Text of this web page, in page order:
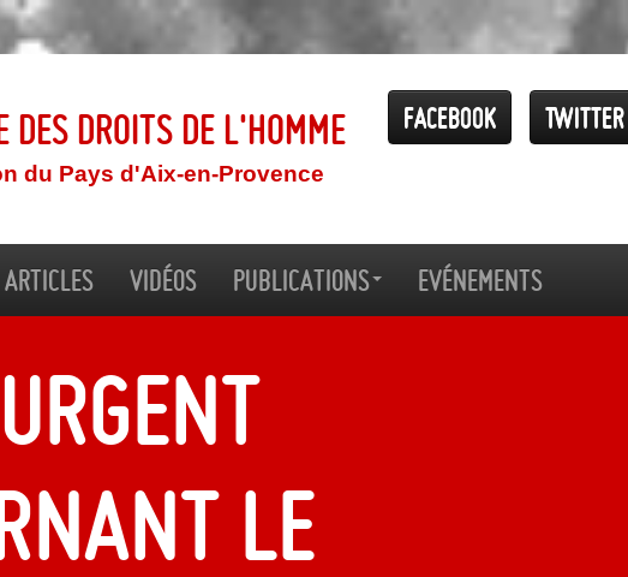
Twitter
Facebook
des droits de l'Homme
du Pays d'Aix-en-Provence
Articles Vidéos Publications Evénements
le